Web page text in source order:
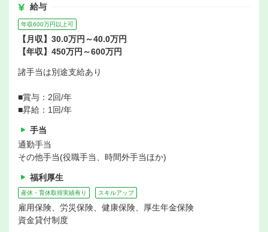
給与
年収600万円以上可
【月収】30.0万円～40.0万円
【年収】450万円～600万円
諸手当は別途支給あり
■賞与：2回/年
■昇給：1回/年
手当
通勤手当
その他手当(役職手当、時間外手当ほか)
福利厚生
産休・育休取得実績有り スキルアップ
雇用保険、労災保険、健康保険、厚生年金保険
資金貸付制度